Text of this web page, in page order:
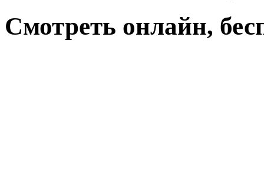
Смотреть онлайн,